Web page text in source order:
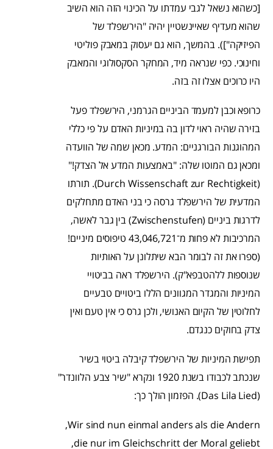
[כשהוא נשאל לגבי עמדתו על הכינוי הזה הוא השיב
שהוא מעדיף שאיינשטיין יהיה "הירשפלד של
הפיזיקה"]). בהמשך, הוא גם יעסוק במאבק פוליטי
וחינוכי. כפי שנראה מיד, המחקר הסקסולוגי והמאבק
היו כרוכים אצלו זה בזה.
כרופא וכבן למעמד הביניים הגרמני, הירשפלד פעל
בזירה שהיה ראוי לדון בה במיניות האדם על פי כללי
המהוגנות הבורגניים: המדע. מכאן שמה של הוועדה
ומכאן גם המוטו שלה: "באמצעות המדע אל הצדק!"
(Durch Wissenschaft zur Rechtigkeit). תורתו
המדעית של הירשפלד גרסה כי בני האדם מתחלקים
לדרגות ביניים (Zwischenstufen) בין גבר לאשה,
המרכיבות לא פחות מ־43,046,721 טיפוסים מיניים!
(ספרו את זה לבומר הבא שיתלונן על האותיות
שנוספות ללהטבפא"ק). הירשפלד ראה בביטויי
המיניות והמגדר המגוונים הללו ביטויים טבעיים
לחלוטין של הקיום האנושי, ולכן גרס כי אין טעם ואין
צדק בחוקים כנגדם.
תפישת המיניות של הירשפלד קיבלה ביטוי בשיר
שנכתב לכבודו בשנת 1920 ונקרא "שיר צבע הלוונדר"
(Das Lila Lied). הפזמון הולך כך:
Wir sind nun einmal anders als die Andern,
die nur im Gleichschritt der Moral geliebt,